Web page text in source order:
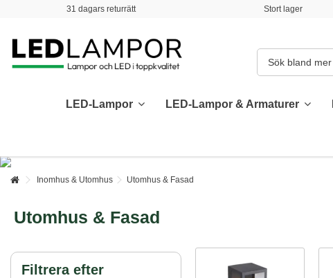
31 dagars returrätt Stort lager
LED-Lampor LED-Lampor & Armaturer
Inomhus & Utomhus Utomhus & Fasad
Utomhus & Fasad
Filtrera efter